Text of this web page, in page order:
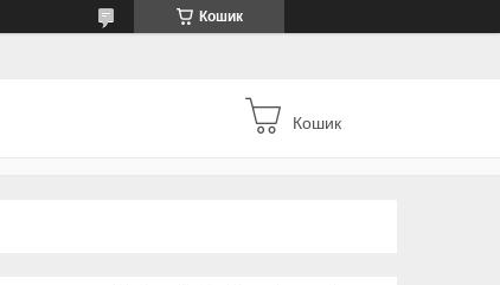
Кошик
Кошик